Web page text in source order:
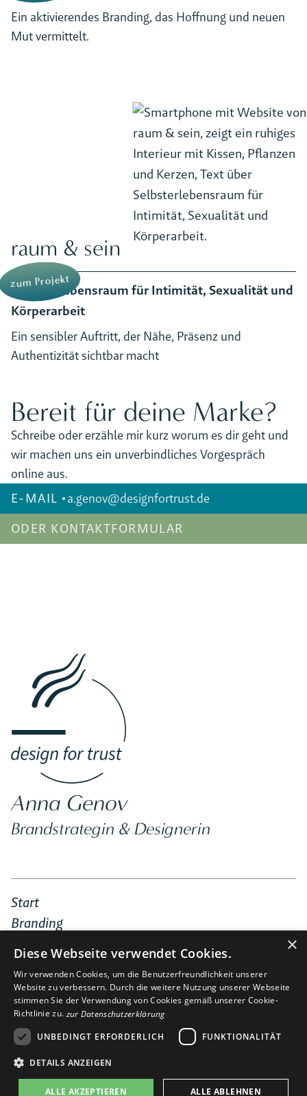
Ein aktivierendes Branding, das Hoffnung und neuen
Mut vermittelt.
raum & sein
Selbsterlebensraum für Intimität, Sexualität und
Körperarbeit
Ein sensibler Auftritt, der Nähe, Präsenz und
Authentizität sichtbar macht
zum Projekt
Bereit für deine Marke?
Schreibe oder erzähle mir kurz worum es dir geht und
wir machen uns ein unverbindliches Vorgespräch
online aus.
E-MAIL •a.genov@designfortrust.de
ODER KONTAKTFORMULAR
Anna Genov
Brandstrategin & Designerin
Start
Branding
Über Mich
Kontakt
LinkedIn
Impressum
Datenschutzerklärung
×
Diese Webseite verwendet Cookies.
Wir verwenden Cookies, um die Benutzerfreundlichkeit unserer
Website zu verbessern. Durch die weitere Nutzung unserer Webseite
stimmen Sie der Verwendung von Cookies gemäß unserer Cookie-
Richtlinie zu. zur Datenschutzerklärung
UNBEDINGT ERFORDERLICH
FUNKTIONALITÄT
DETAILS ANZEIGEN
ALLE AKZEPTIEREN ALLE ABLEHNEN